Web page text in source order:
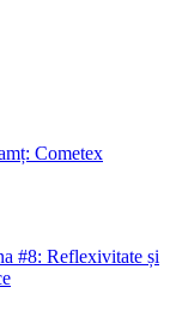
Cometex
#8: Reflexivitate și